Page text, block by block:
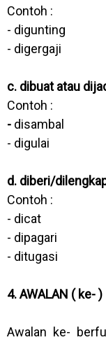
Contoh :
- digunting
- digergaji
c. dibuat atau
Contoh :
- disambal
- digulai
d. diberi/
Contoh :
- dicat
- dipagari
- ditugasi
4. AWALAN ( ke- )
Awalan ke-